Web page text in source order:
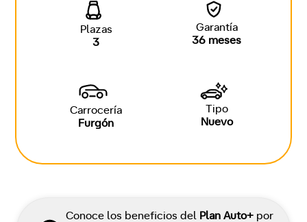
Plazas
3
Garantía
36 meses
Carrocería
Furgón
Tipo
Nuevo
Conoce los beneficios del Plan Auto+ por